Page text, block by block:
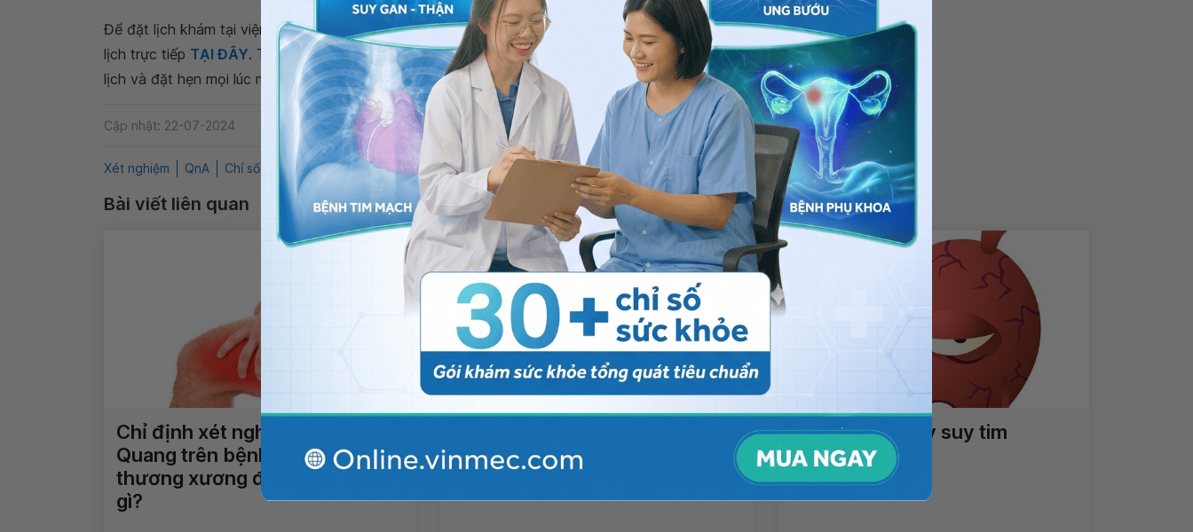
Để đặt lịch khám tại viện, Quý khách vui lòng bấm sốHOTLINE, đặt mua GÓI DỊCH VỤ hoặc đặt
lịch trực tiếp TẠI ĐÂY. Tải và đặt lịch khám tự động trên ứng dụng My Vinmec để quản lý, theo dõi
lịch và đặt hẹn mọi lúc mọi nơi ngay trên ứng dụng.
Cập nhật: 22-07-2024 Chia sẻ
Xét nghiệm QnA Chỉ số Glucose Xét nghiệm máu Đái tháo đường
Bài viết liên quan
Chỉ định xét nghiệm máu và X-
Quang trên bệnh nhân chấn
thương xương đùi có ý nghĩa
gì?
máu cho trẻ nhỏ có mất thời
Các bệnh lý gây suy tim
thường gặp